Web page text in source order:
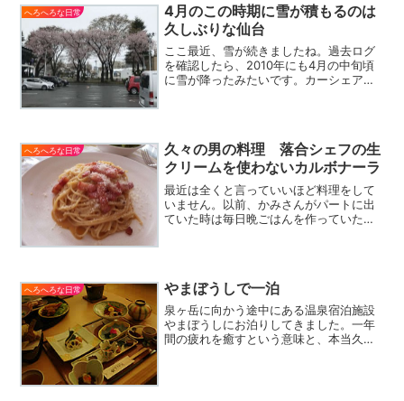
へろへろな日常
4月のこの時期に雪が積もるのは
久しぶりな仙台
ここ最近、雪が続きましたね。過去ログ
を確認したら、2010年にも4月の中旬頃
に雪が降ったみたいです。カーシェアで
へろへろな日常
久々の男の料理 落合シェフの生
クリームを使わないカルボナーラ
最近は全くと言っていいほど料理をして
いません。以前、かみさんがパートに出
ていた時は毎日晩ごはんを作っていたの
へろへろな日常 やまぼうしで一泊
泉ヶ岳に向かう途中にある温泉宿泊施設
やまぼうしにお泊りしてきました。一年
間の疲れを癒すという意味と、本当久々